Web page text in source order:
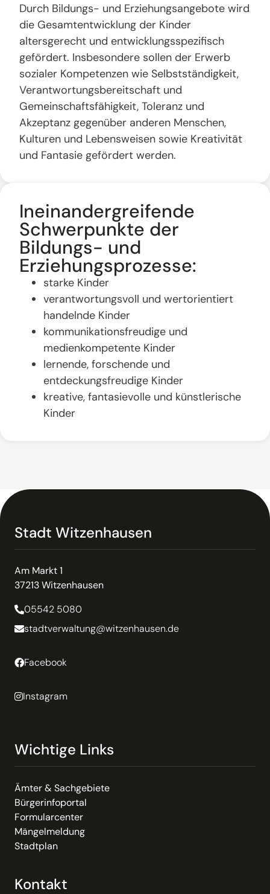
Durch Bildungs- und Erziehungsangebote wird
die Gesamtentwicklung der Kinder
altersgerecht und entwicklungsspezifisch
gefördert. Insbesondere sollen der Erwerb
sozialer Kompetenzen wie Selbstständigkeit,
Verantwortungsbereitschaft und
Gemeinschaftsfähigkeit, Toleranz und
Akzeptanz gegenüber anderen Menschen,
Kulturen und Lebensweisen sowie Kreativität
und Fantasie gefördert werden.
Ineinandergreifende
Schwerpunkte der
Bildungs- und
Erziehungsprozesse:
starke Kinder
verantwortungsvoll und wertorientiert
handelnde Kinder
kommunikationsfreudige und
medienkompetente Kinder
lernende, forschende und
entdeckungsfreudige Kinder
kreative, fantasievolle und künstlerische
Kinder
Stadt Witzenhausen
Am Markt 1
37213 Witzenhausen
05542 5080
stadtverwaltung@witzenhausen.de
Facebook
Instagram
Wichtige Links
Ämter & Sachgebiete
Bürgerinfoportal
Formularcenter
Mängelmeldung
Stadtplan
Kontakt